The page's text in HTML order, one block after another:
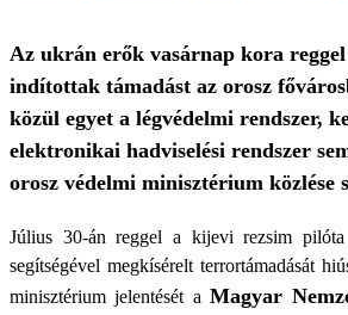
Az ukrán erők vasárnap kora
indítottak támadást az orosz
közül egyet a légvédelmi rendszer,
elektronikai hadviselési rendszer
orosz védelmi minisztérium közlése
Július 30-án reggel a kijevi rezsim
segítségével megkísérelt terrortámadását
minisztérium jelentését a Magyar